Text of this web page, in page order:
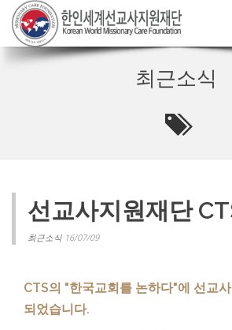
최근소식
선교사지원재단
최근소식 16/07/09
CTS의 "한국교회를 논하다"에 선교
되었습니다.